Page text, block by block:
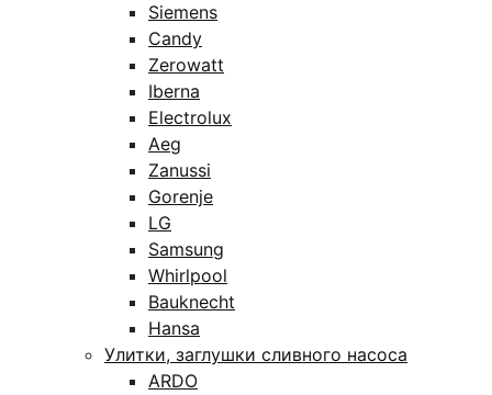
Siemens
Candy
Zerowatt
Iberna
Electrolux
Aeg
Zanussi
Gorenje
LG
Samsung
Whirlpool
Bauknecht
Hansa
Улитки, заглушки сливного насоса
ARDO